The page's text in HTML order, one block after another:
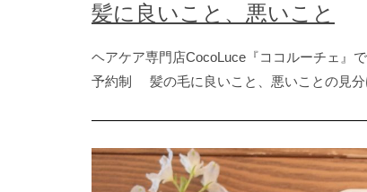
髪に良いこと、悪いこと
ヘアケア専門店CocoLuce『ココルーチェ』で
予約制 髪の毛に良いこと、悪いことの見